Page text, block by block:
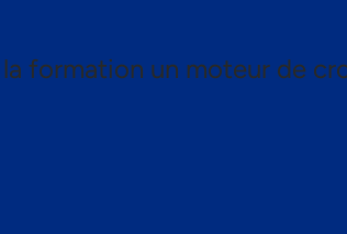
formation un moteur de